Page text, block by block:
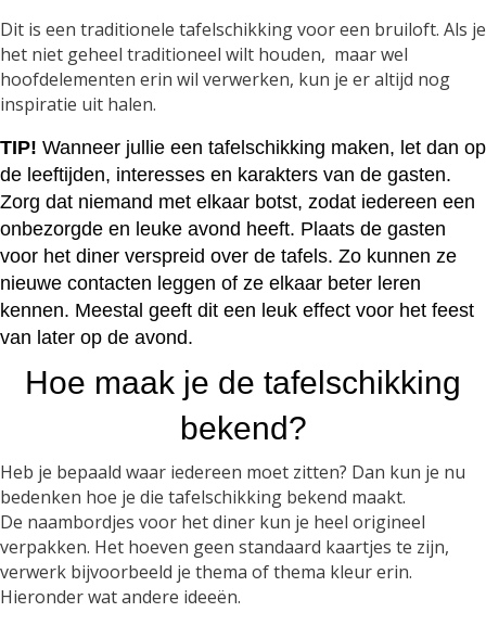
Dit is een traditionele tafelschikking voor een bruiloft. Als je
het niet geheel traditioneel wilt houden, maar wel
hoofdelementen erin wil verwerken, kun je er altijd nog
inspiratie uit halen.
TIP! Wanneer jullie een tafelschikking maken, let dan op
de leeftijden, interesses en karakters van de gasten.
Zorg dat niemand met elkaar botst, zodat iedereen een
onbezorgde en leuke avond heeft. Plaats de gasten
voor het diner verspreid over de tafels. Zo kunnen ze
nieuwe contacten leggen of ze elkaar beter leren
kennen. Meestal geeft dit een leuk effect voor het feest
van later op de avond.
Hoe maak je de tafelschikking
bekend?
Heb je bepaald waar iedereen moet zitten? Dan kun je nu
bedenken hoe je die tafelschikking bekend maakt.
De naambordjes voor het diner kun je heel origineel
verpakken. Het hoeven geen standaard kaartjes te zijn,
verwerk bijvoorbeeld je thema of thema kleur erin.
Hieronder wat andere ideeën.